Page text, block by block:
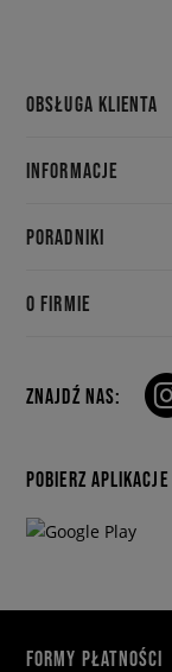
OBSŁUGA KLIENTA
INFORMACJE
PORADNIKI
O FIRMIE
ZNAJDŹ NAS:
POBIERZ APLIKACJE
FORMY PŁATNOŚCI